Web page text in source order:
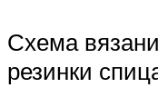
Схема
резинки